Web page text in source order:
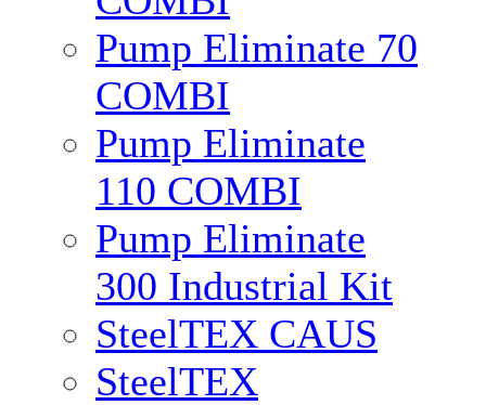
Pump Eliminate 70
COMBI
Pump Eliminate
110 COMBI
Pump Eliminate
300 Industrial Kit
SteelTEX CAUS
SteelTEX